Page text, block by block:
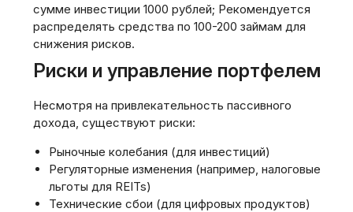
сумме инвестиции 1000 рублей; Рекомендуется
распределять средства по 100-200 займам для
снижения рисков.
Риски и управление портфелем
Несмотря на привлекательность пассивного
дохода, существуют риски:
Рыночные колебания (для инвестиций)
Регуляторные изменения (например, налоговые
льготы для REITs)
Технические сбои (для цифровых продуктов)